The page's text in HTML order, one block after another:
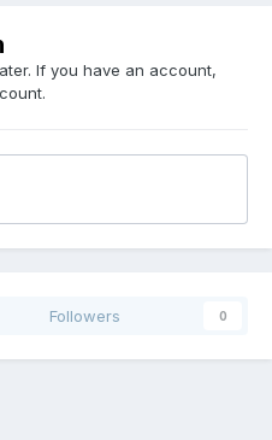
If you have an account,
Followers 0